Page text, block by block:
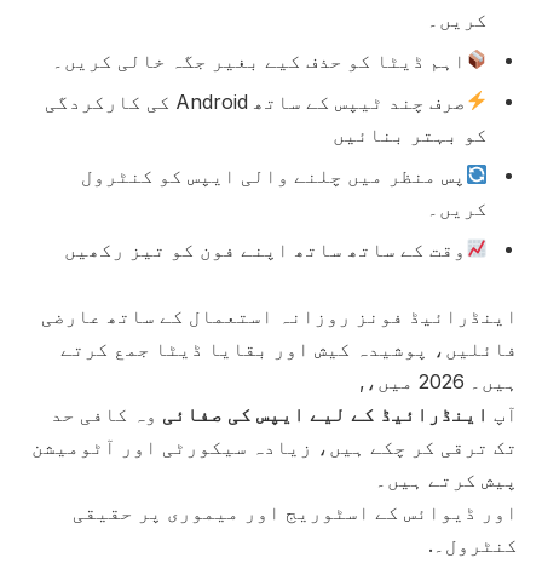
کریں۔
اہم ڈیٹا کو حذف کیے بغیر جگہ خالی کریں۔
صرف چند ٹیپس کے ساتھ Android کی کارکردگی
کو بہتر بنائیں
پس منظر میں چلنے والی ایپس کو کنٹرول
کریں۔
وقت کے ساتھ ساتھ اپنے فون کو تیز رکھیں
اینڈرائیڈ فونز روزانہ استعمال کے ساتھ عارضی
فائلیں، پوشیدہ کیش اور بقایا ڈیٹا جمع کرتے
ہیں۔ 2026 میں،,
آپ اینڈرائیڈ کے لیے ایپس کی صفائی وہ کافی حد
تک ترقی کر چکے ہیں، زیادہ سیکورٹی اور آٹومیشن
پیش کرتے ہیں۔
اور ڈیوائس کے اسٹوریج اور میموری پر حقیقی
کنٹرول۔.